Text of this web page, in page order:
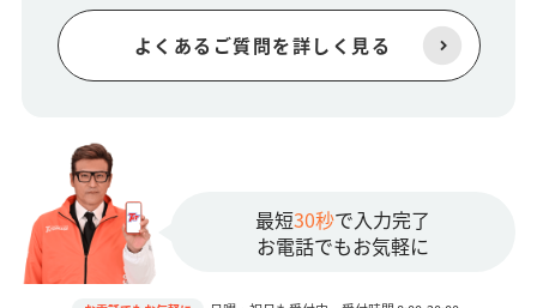
よくあるご質問を詳しく見る
最短30秒で入力完了
お電話でもお気軽に